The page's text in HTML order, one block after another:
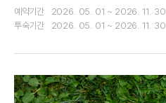
예약기간
2026. 05. 01 ~ 2026. 11. 30
투숙기간
2026. 05. 01 ~ 2026. 11. 30